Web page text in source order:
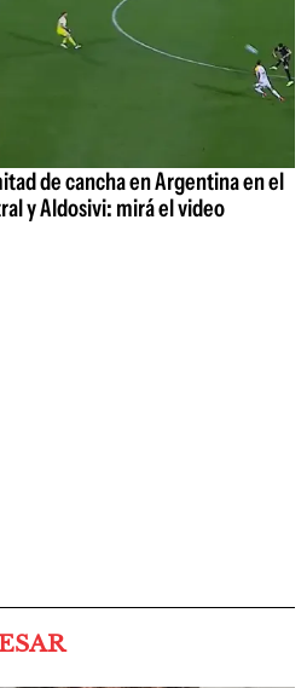
de cancha en Argentina en el
y Aldosivi: mirá el video